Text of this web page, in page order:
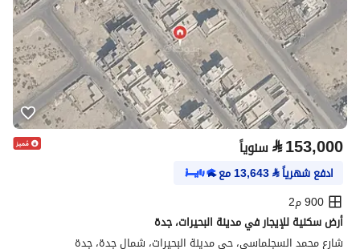
⃁153,000 سنوياً
ادفع شهرياً⃁
13,643مع
900 م2
أرض سكنية للإيجار في مدينة البحيرات، جدة
شارع محمد السجلماسي، حي مدينة البحيرات، شمال جدة، جدة